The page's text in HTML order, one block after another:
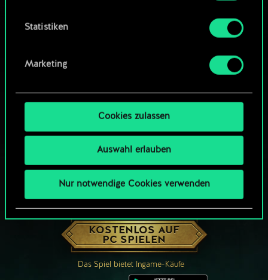
um das Thema Cookies ändern kannst.
Statistiken
Marketing
Cookies zulassen
Auswahl erlauben
Nur notwendige Cookies verwenden
WIE WÄR’S MIT EINER RUNDE GWENT?
KOSTENLOS AUF
PC SPIELEN
Das Spiel bietet Ingame-Käufe